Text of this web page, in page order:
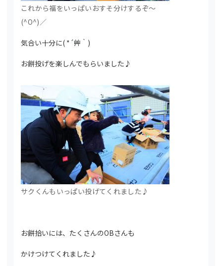
これから福をいっぱいおすそ分けするぞ～
(^O^)／
気合い十分に( *´艸｀)
お餅投げを楽しんでもらいました♪
サクくんもいっぱい投げてくれました♪
お餅拾いには、たくさんのOBさんも
かけつけてくれました♪